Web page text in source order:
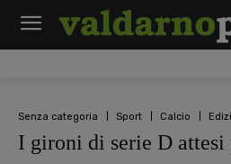
Senza categoria Sport Calcio
I gironi di serie D